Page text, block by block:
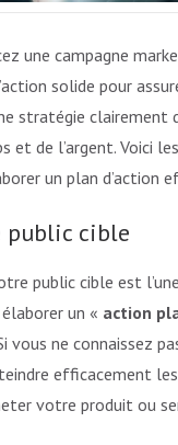
une campagne
solide pour
stratégie clairement
et de l’argent. Voici
un plan d’action
public cible
public cible est
un « action
vous ne connaissez
efficacement les
votre produit ou